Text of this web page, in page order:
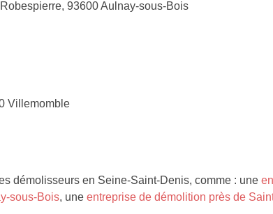
93600 Aulnay-sous-Bois
Villemomble
démolisseurs en Seine-Saint-Denis, comme : une
sous-Bois, une entreprise de démolition près de